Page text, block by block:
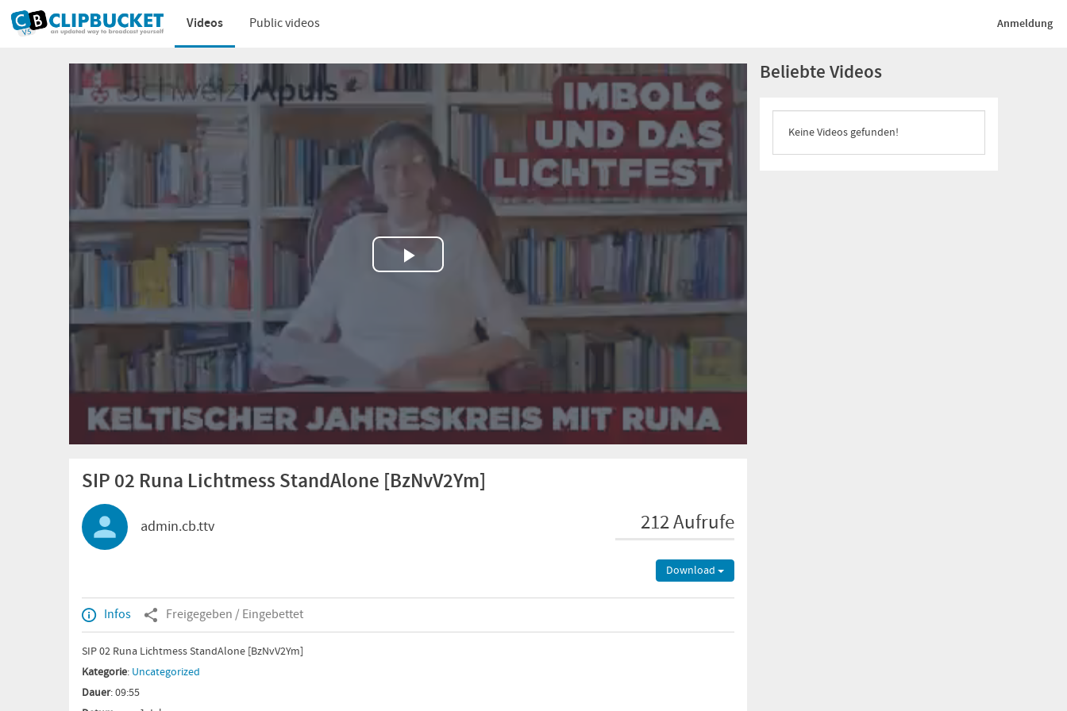
Videos Public videos Anmeldung
Play
SIP 02 Runa Lichtmess StandAlone [BzNvV2Ym]
admin.cb.ttv 212 Aufrufe
Download
Infos Freigegeben / Eingebettet
SIP 02 Runa Lichtmess StandAlone [BzNvV2Ym]
Kategorie: Uncategorized
Dauer: 09:55
Beliebte Videos
Keine Videos gefunden!